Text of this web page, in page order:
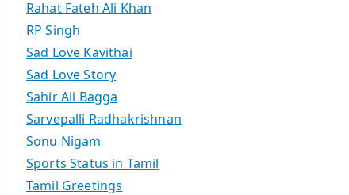
Rahat Fateh Ali Khan
RP Singh
Sad Love Kavithai
Sad Love Story
Sahir Ali Bagga
Sarvepalli Radhakrishnan
Sonu Nigam
Sports Status in Tamil
Tamil Greetings